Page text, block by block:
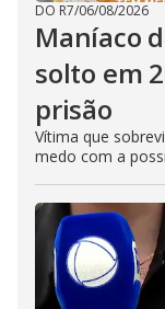
DO R7/06/08/2026
Maníaco
solto em
prisão
Vítima que
medo com a